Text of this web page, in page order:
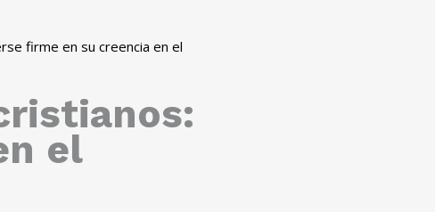
firme en su creencia en el
el